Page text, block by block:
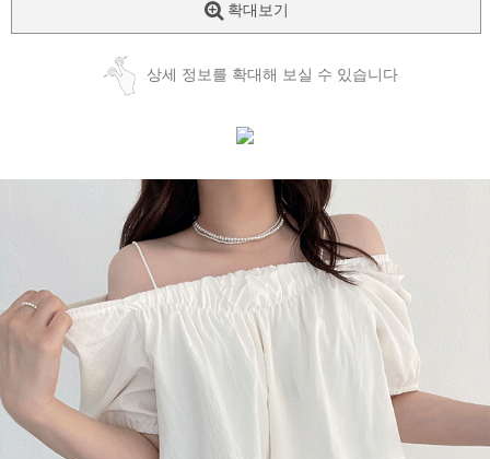
확대보기
상세 정보를 확대해 보실 수 있습니다